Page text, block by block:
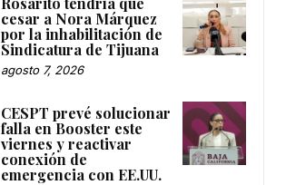
cesar a Nora Márquez
por la inhabilitación de
Sindicatura de Tijuana
agosto 7, 2026
CESPT prevé solucionar
falla en Booster este
viernes y reactivar
conexión de
emergencia con EE.UU.